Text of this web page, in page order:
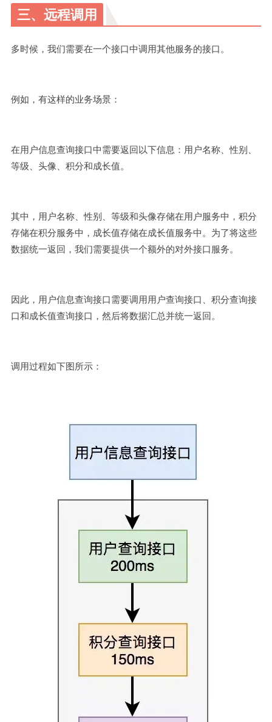
三、远程调用
多时候，我们需要在一个接口中调用其他服务的接口。
例如，有这样的业务场景：
在用户信息查询接口中需要返回以下信息：用户名称、性别、
等级、头像、积分和成长值。
其中，用户名称、性别、等级和头像存储在用户服务中，积分
存储在积分服务中，成长值存储在成长值服务中。为了将这些
数据统一返回，我们需要提供一个额外的对外接口服务。
因此，用户信息查询接口需要调用用户查询接口、积分查询接
口和成长值查询接口，然后将数据汇总并统一返回。
调用过程如下图所示：